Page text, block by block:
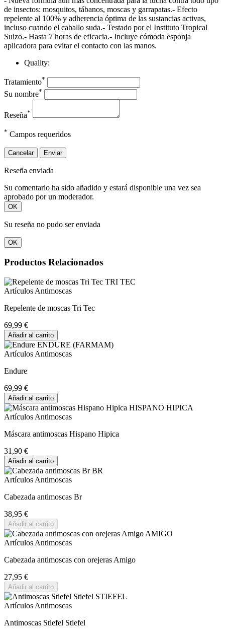
de insectos: mosquitos, tábanos, moscas y garrapatas.- Efecto
repelente al 100% y adherencia óptima de las sustancias activas,
incluso cuando el caballo suda.- Testado por el Instituto Tropical
Suizo.- Hasta 7 horas de eficacia.- Incluye cómoda esponja
aplicadora para evitar el contacto con las manos.
Quality:
Tratamiento*
Su nombre*
Reseña*
* Campos requeridos
Cancelar Enviar
Reseña enviada
Su comentario ha sido añadido y estará disponible una vez sea
aprobado por un moderador.
OK
Su reseña no pudo ser enviada
OK
Productos Relacionados
Artículos Antimoscas
Repelente de moscas Tri Tec
69,99 €
Añadir al carrito
Artículos Antimoscas
Endure
69,99 €
Añadir al carrito
Artículos Antimoscas
Máscara antimoscas Hispano Hipica
31,90 €
Añadir al carrito
Artículos Antimoscas
Cabezada antimoscas Br
38,95 €
Añadir al carrito
Artículos Antimoscas
Cabezada antimoscas con orejeras Amigo
27,95 €
Añadir al carrito
Artículos Antimoscas
Antimoscas Stiefel Stiefel